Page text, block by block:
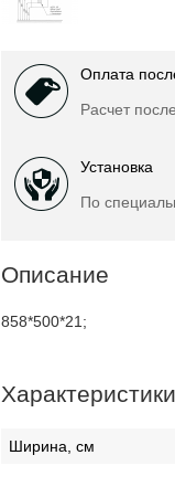
Оплата
Расчет
Установка
По
Описание
858*500*21;
Характеристики
Ширина, см